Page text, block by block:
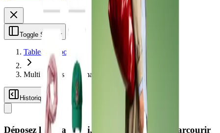
Toggle Sidebar
Tableau de bord
Multi Images vers Image
Historique
Déposez les images ici, ou cliquez pour les parcourir